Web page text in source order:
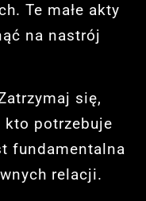
Te małe akty
na nastrój
się,
kto potrzebuje
fundamentalna
relacji.